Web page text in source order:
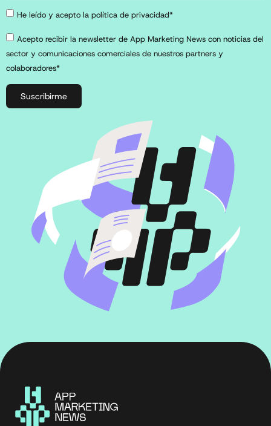
He leído y acepto la política de privacidad*
Acepto recibir la newsletter de App Marketing News con noticias del
sector y comunicaciones comerciales de nuestros partners y
colaboradores*
Suscribirme